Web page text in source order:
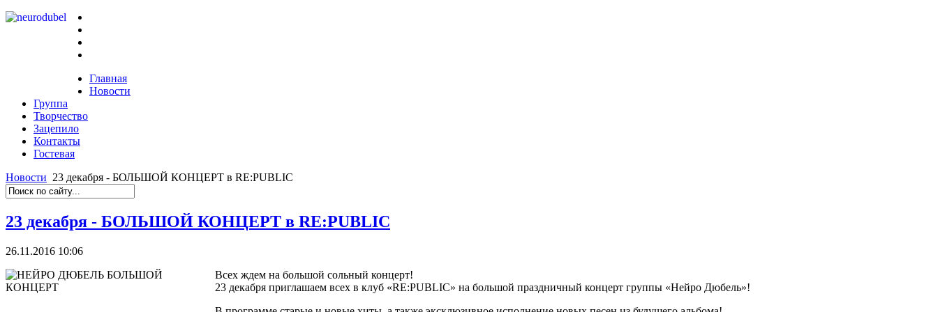
Главная
Новости
Группа
Творчество
Зацепило
Контакты
Гостевая
Новости 23 декабря - БОЛЬШОЙ КОНЦЕРТ в RE:PUBLIC
23 декабря - БОЛЬШОЙ КОНЦЕРТ в RE:PUBLIC
26.11.2016 10:06
Всех ждем на большой сольный концерт!
23 декабря приглашаем всех в клуб «RE:PUBLIC» на большой праздничный концерт группы «Нейро Дюбель»!